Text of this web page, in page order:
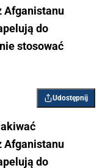
Afganistanu
do
stosować
Udostępnij
Afganistanu
do